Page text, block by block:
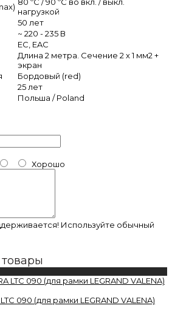
нагрузкой
50 лет
~ 220 - 235 В
ЕС, EAC
Длина 2 метра. Сечение 2 х 1 мм2 +
экран
Бордовый (red)
25 лет
Польша / Poland
Хорошо
Используйте обычный
090 (для рамки LEGRAND VALENA)